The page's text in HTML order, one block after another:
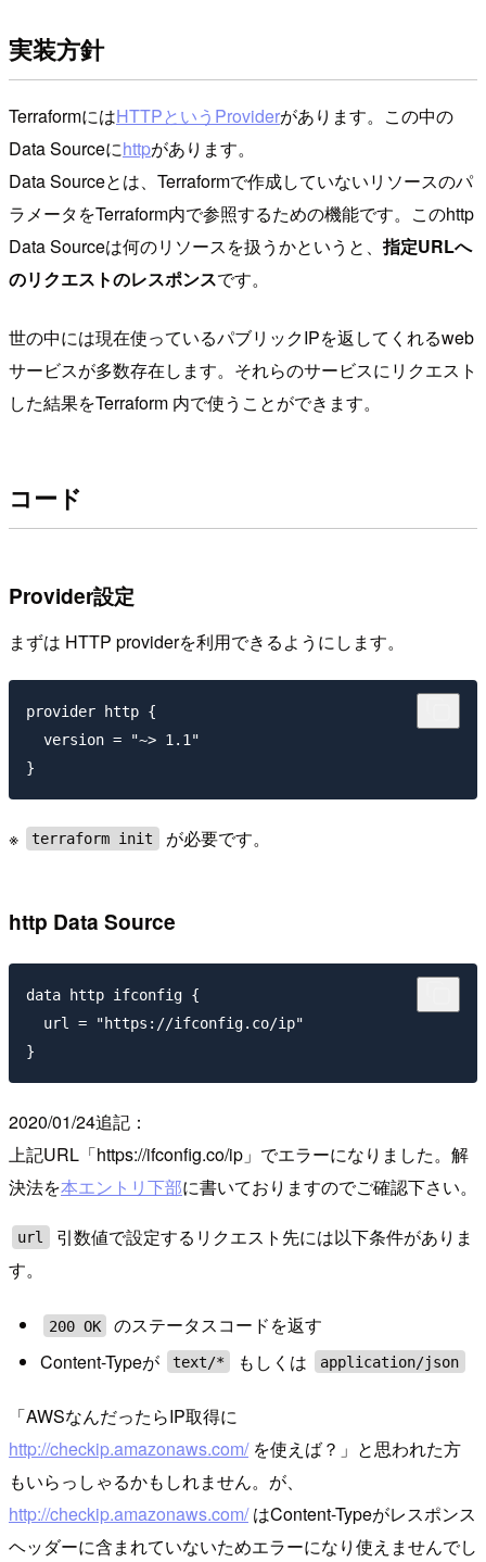
実装方針
TerraformにはHTTPというProviderがあります。この中の
Data Sourceにhttpがあります。
Data Sourceとは、Terraformで作成していないリソースのパ
ラメータをTerraform内で参照するための機能です。このhttp
Data Sourceは何のリソースを扱うかというと、指定URLへ
のリクエストのレスポンスです。
世の中には現在使っているパブリックIPを返してくれるweb
サービスが多数存在します。それらのサービスにリクエスト
した結果をTerraform 内で使うことができます。
コード
Provider設定
まずは HTTP providerを利用できるようにします。
provider http {
  version = "~> 1.1"
※ terraform init が必要です。
http Data Source
data http ifconfig {
  url = "https://ifconfig.co/ip"
2020/01/24追記：
上記URL「https://ifconfig.co/ip」でエラーになりました。解
決法を本エントリ下部に書いておりますのでご確認下さい。
url
引数値で設定するリクエスト先には以下条件がありま
す。
200 OK
のステータスコードを返す
Content-Typeが
text/* もしくは application/json
「AWSなんだったらIP取得に
http://checkip.amazonaws.com/を使えば？」と思われた方
もいらっしゃるかもしれません。が、
http://checkip.amazonaws.com/はContent-Typeがレスポンス
ヘッダーに含まれていないためエラーになり使えませんでし